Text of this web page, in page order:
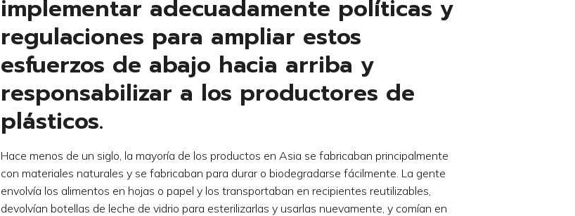
implementar adecuadamente políticas y
regulaciones para ampliar estos
esfuerzos de abajo hacia arriba y
responsabilizar a los productores de
plásticos.
Hace menos de un siglo, la mayoría de los productos en Asia se fabricaban principalmente
con materiales naturales y se fabricaban para durar o biodegradarse fácilmente. La gente
envolvía los alimentos en hojas o papel y los transportaban en recipientes reutilizables,
devolvían botellas de leche de vidrio para esterilizarlas y usarlas nuevamente, y comían en